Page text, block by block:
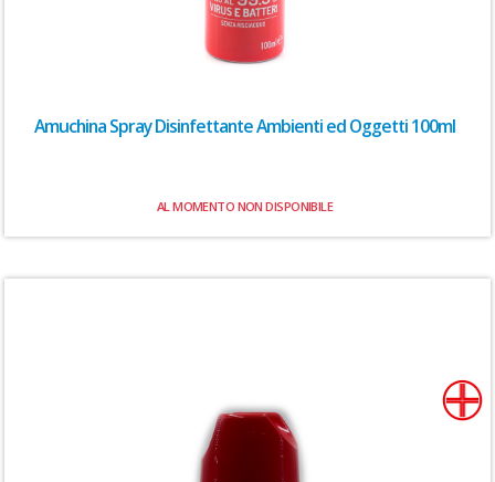
Amuchina Spray Disinfettante Ambienti ed Oggetti 100ml
AL MOMENTO NON DISPONIBILE